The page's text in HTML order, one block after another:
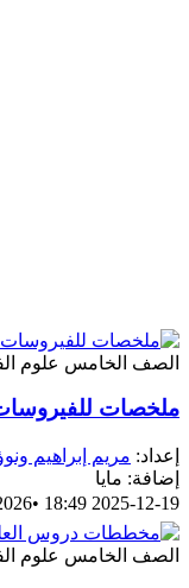
الصف الخامس علوم
ملخصات
إعداد: مريم إبراهيم
إضافة: مايا
2025-12-19 18:49
•
الصف الخامس علوم